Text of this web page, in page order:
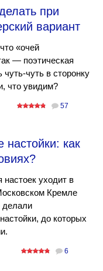
при
вариант
«очей
— поэтическая
чуть в сторонку
что увидим?
57
настойки: как
настоек уходит в
Кремле
делали
до которых
6